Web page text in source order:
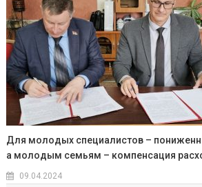
Для молодых специалистов –
а молодым семьям – компенсация
09.04.2024